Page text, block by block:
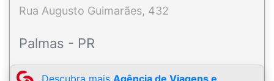
Rua Augusto Guimarães, 432
Palmas - PR
Descubra mais Agência de Viagens e